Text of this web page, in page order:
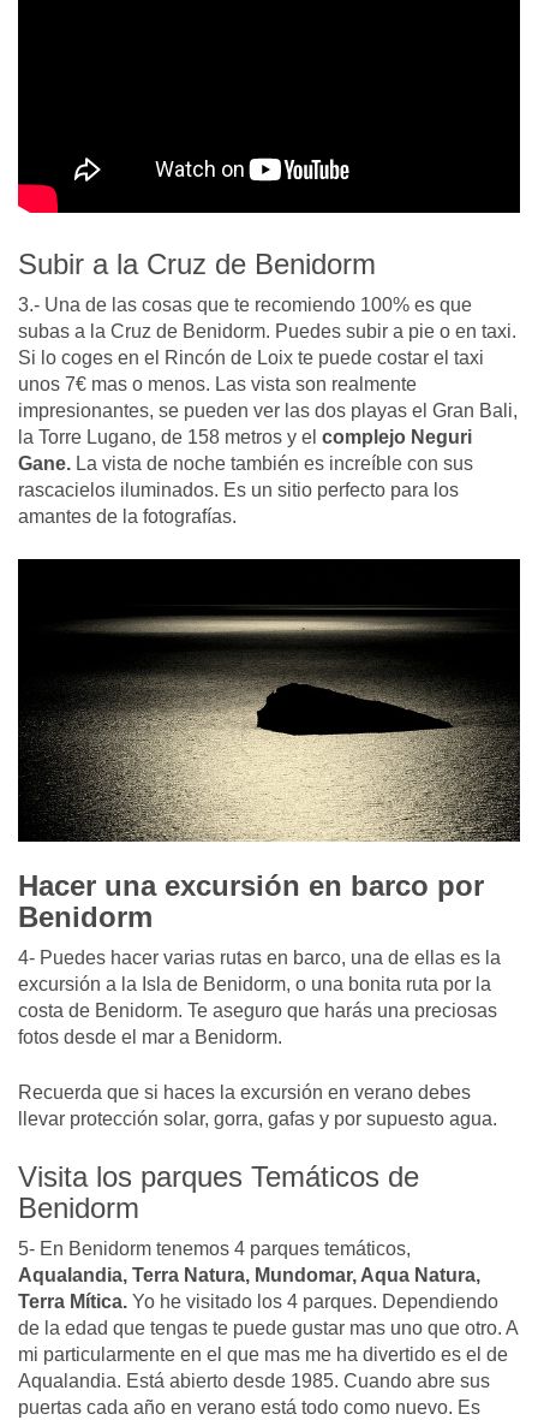
Subir a la Cruz de Benidorm
3.- Una de las cosas que te recomiendo 100% es que
subas a la Cruz de Benidorm. Puedes subir a pie o en taxi.
Si lo coges en el Rincón de Loix te puede costar el taxi
unos 7€ mas o menos. Las vista son realmente
impresionantes, se pueden ver las dos playas el Gran Bali,
la Torre Lugano, de 158 metros y el complejo Neguri
Gane. La vista de noche también es increíble con sus
rascacielos iluminados. Es un sitio perfecto para los
amantes de la fotografías.
Hacer una excursión en barco por
Benidorm
4- Puedes hacer varias rutas en barco, una de ellas es la
excursión a la Isla de Benidorm, o una bonita ruta por la
costa de Benidorm. Te aseguro que harás una preciosas
fotos desde el mar a Benidorm.
Recuerda que si haces la excursión en verano debes
llevar protección solar, gorra, gafas y por supuesto agua.
Visita los parques Temáticos de
Benidorm
5- En Benidorm tenemos 4 parques temáticos,
Aqualandia, Terra Natura, Mundomar, Aqua Natura,
Terra Mítica. Yo he visitado los 4 parques. Dependiendo
de la edad que tengas te puede gustar mas uno que otro. A
mi particularmente en el que mas me ha divertido es el de
Aqualandia. Está abierto desde 1985. Cuando abre sus
puertas cada año en verano está todo como nuevo. Es